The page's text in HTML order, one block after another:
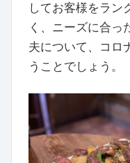
してお客様をラン
く、ニーズに合っ
夫について、コロ
うことでしょう。